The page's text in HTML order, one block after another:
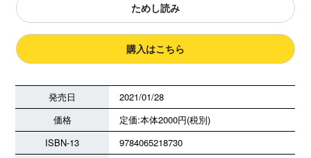
ためし読み
購入はこちら
発売日
2021/01/28
価格
定価:本体2000円(税別)
ISBN-13
9784065218730